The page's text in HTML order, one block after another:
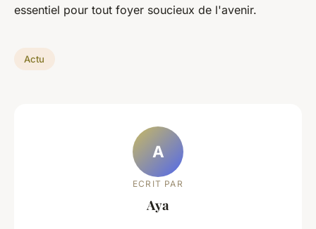
essentiel pour tout foyer soucieux de l'avenir.
Actu
A
ECRIT PAR
Aya